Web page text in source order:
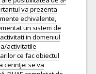
va prezenta
echivalente,
un sistem de
in domeniul
activitatile
ce fac obiectul
cerinţei se va